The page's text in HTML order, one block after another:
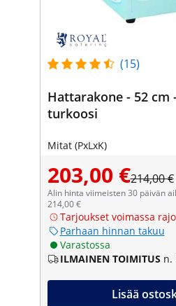
(15)
Hattarakone - 52 cm
turkoosi
Mitat (PxLxK)
203,00 €214,00 €
Alin hinta viimeisten 30 päivän
214,00 €
Tarjoukset voimassa
Parhaan hinnan takuu
Varastossa
ILMAINEN TOIMITUS n.
Lisää